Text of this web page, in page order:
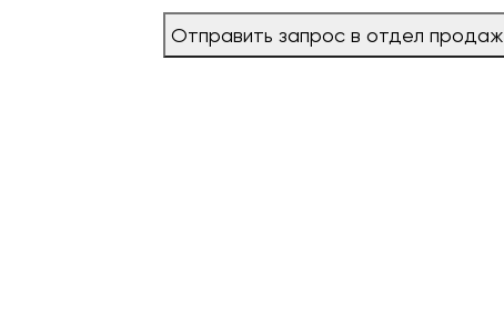
Отправить запрос в отдел продаж